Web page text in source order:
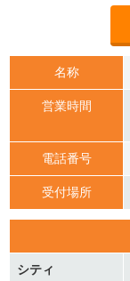
名称
営業時間
電話番号
受付場所
シティ